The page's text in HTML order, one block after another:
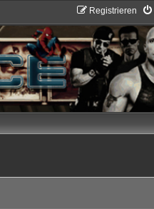
Registrieren